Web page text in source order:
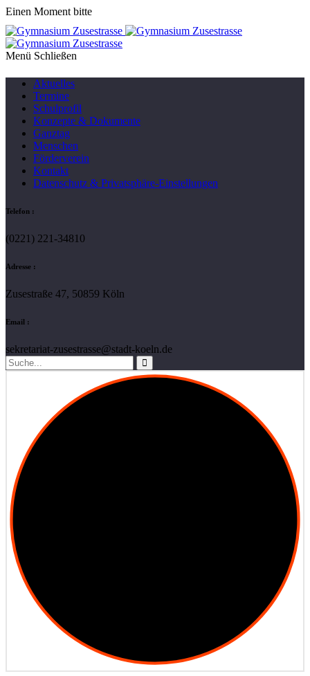
Einen Moment bitte
Menü
Aktuelles
Termine
Schulprofil
Konzepte & Dokumente
Ganztag
Menschen
Förderverein
Kontakt
Datenschutz & Privatsphäre-Einstellungen
Telefon :
(0221) 221-34810
Adresse :
Zusestraße 47, 50859 Köln
Email :
sekretariat-zusestrasse@stadt-koeln.de